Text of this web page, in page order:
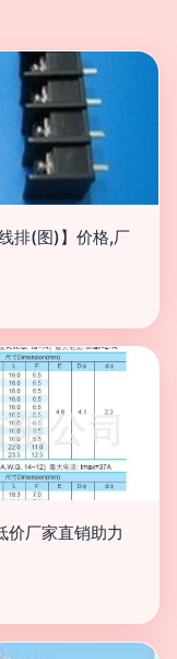
排(图)】价格,厂
价厂家直销助力